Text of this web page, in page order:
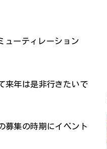
ューティレーション
来年は是非行きたいで
募集の時期にイベント